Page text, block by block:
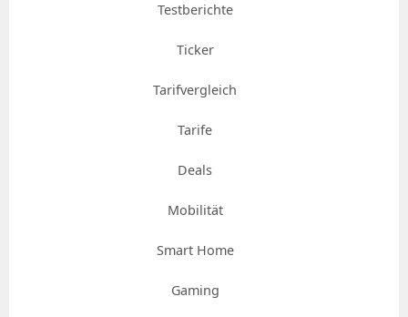
Testberichte
Ticker
Tarifvergleich
Tarife
Deals
Mobilität
Smart Home
Gaming